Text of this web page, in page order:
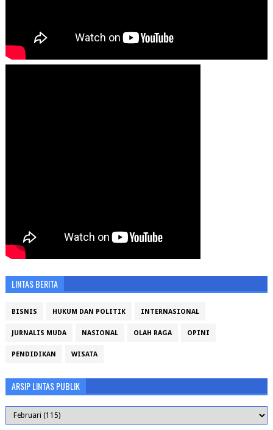
LINTAS BERITA
BISNIS HUKUM DAN POLITIK INTERNASIONAL
JURNALIS MUDA NASIONAL OLAH RAGA OPINI
PENDIDIKAN WISATA
ARSIP LINTAS PUBLIK